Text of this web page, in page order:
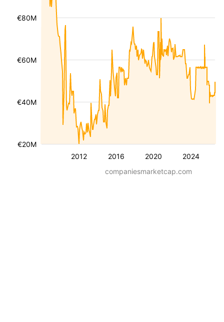
2012 2016 2020 2024
€20M
€40M
€60M
€80M
companiesmarketcap.com